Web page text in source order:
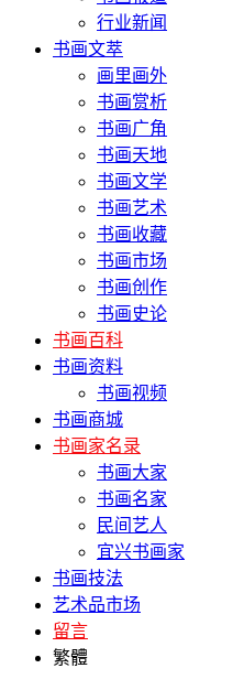
行业新闻
书画文萃
画里画外
书画赏析
书画广角
书画天地
书画文学
书画艺术
书画收藏
书画市场
书画创作
书画史论
书画百科
书画资料
书画视频
书画商城
书画家名录
书画大家
书画名家
民间艺人
宜兴书画家
书画技法
艺术品市场
留言
繁體